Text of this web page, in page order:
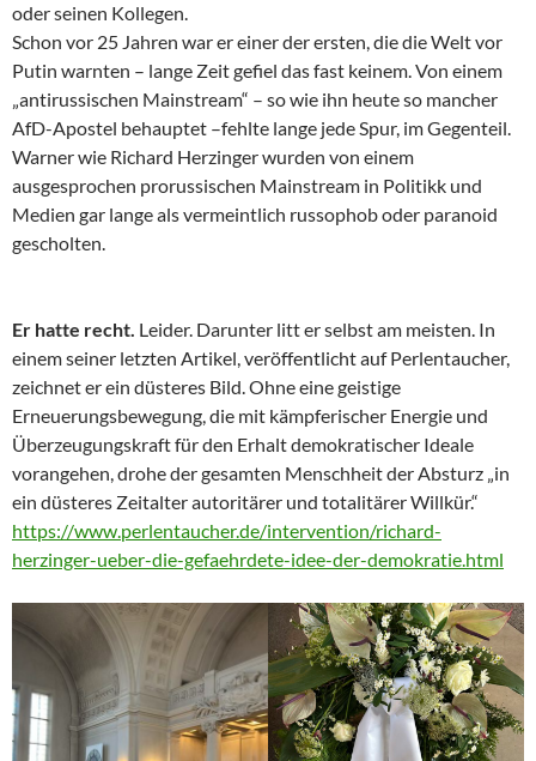
oder seinen Kollegen.
Schon vor 25 Jahren war er einer der ersten, die die Welt vor
Putin warnten – lange Zeit gefiel das fast keinem. Von einem
„antirussischen Mainstream“ – so wie ihn heute so mancher
AfD-Apostel behauptet –fehlte lange jede Spur, im Gegenteil.
Warner wie Richard Herzinger wurden von einem
ausgesprochen prorussischen Mainstream in Politikk und
Medien gar lange als vermeintlich russophob oder paranoid
gescholten.
Er hatte recht. Leider. Darunter litt er selbst am meisten. In
einem seiner letzten Artikel, veröffentlicht auf Perlentaucher,
zeichnet er ein düsteres Bild. Ohne eine geistige
Erneuerungsbewegung, die mit kämpferischer Energie und
Überzeugungskraft für den Erhalt demokratischer Ideale
vorangehen, drohe der gesamten Menschheit der Absturz „in
ein düsteres Zeitalter autoritärer und totalitärer Willkür.“
https://www.perlentaucher.de/intervention/richard-
herzinger-ueber-die-gefaehrdete-idee-der-demokratie.html